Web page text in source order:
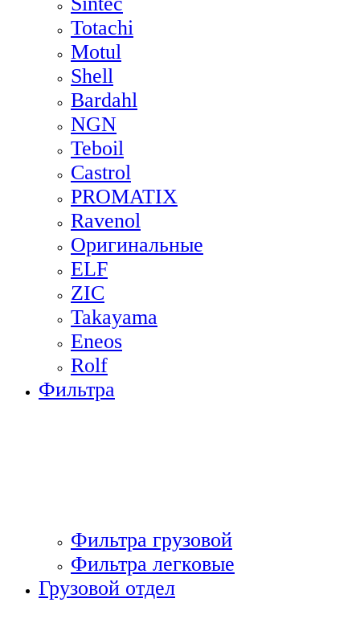
Totachi
Motul
Shell
Bardahl
NGN
Teboil
Castrol
PROMATIX
Ravenol
Оригинальные
ELF
ZIC
Takayama
Eneos
Rolf
Фильтра
Фильтра грузовой
Фильтра легковые
Грузовой отдел